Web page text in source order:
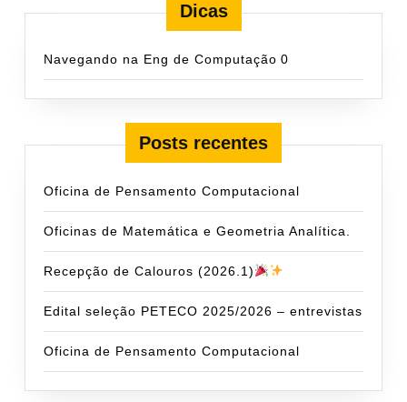
Dicas
Navegando na Eng de Computação 0
Posts recentes
Oficina de Pensamento Computacional
Oficinas de Matemática e Geometria Analítica.
Recepção de Calouros (2026.1)
Edital seleção PETECO 2025/2026 – entrevistas
Oficina de Pensamento Computacional